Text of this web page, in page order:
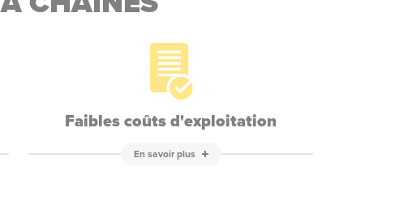
Faibles coûts d'exploitation
En savoir plus